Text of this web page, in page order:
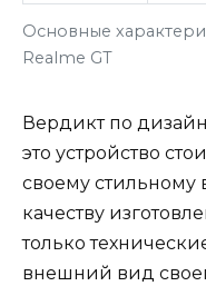
Основные
Realme GT
Вердикт по
это устройство
своему
качеству
только
внешний вид